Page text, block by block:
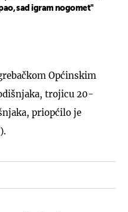
sad igram nogomet"
Općinskim
trojicu 20-
priopćilo je